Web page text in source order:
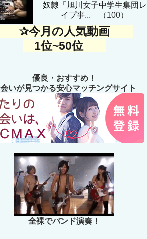
奴隷「旭川女子中学生集団レ
イプ事... （100）
✰今月の人気動画
1位~50位
優良・おすすめ！
いが見つかる安心マッチングサイト
全裸でバンド演奏！